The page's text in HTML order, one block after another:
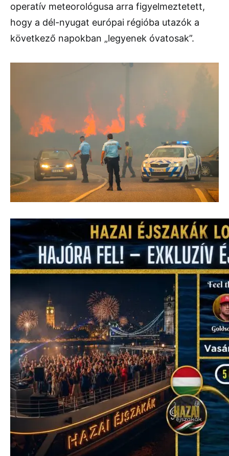
operatív meteorológusa arra figyelmeztetett,
hogy a dél-nyugat európai régióba utazók a
következő napokban „legyenek óvatosak”.